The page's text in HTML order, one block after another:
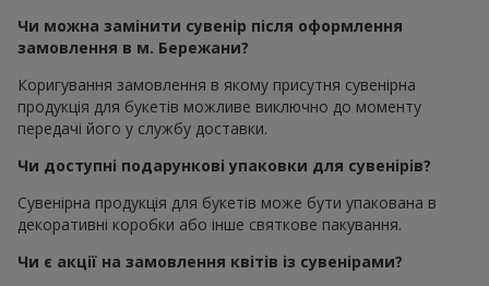
Чи можна замінити сувенір після оформлення
замовлення в м. Бережани?
Коригування замовлення в якому присутня сувенірна
продукція для букетів можливе виключно до моменту
передачі його у службу доставки.
Чи доступні подарункові упаковки для сувенірів?
Сувенірна продукція для букетів може бути упакована в
декоративні коробки або інше святкове пакування.
Чи є акції на замовлення квітів із сувенірами?